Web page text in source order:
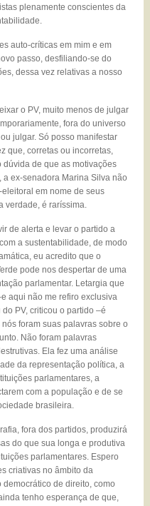
plenamente conscientes da
auto-críticas em mim e em
passo, desfiliando-se do
dessa vez relativas a nosso
o PV, muito menos de julgar
fora do universo
julgar. Só posso manifestar
que, corretas ou incorretas,
de que as motivações
ex-senadora Marina Silva não
em nome de seus
verdade, é raríssima.
de alerta e levar o partido a
a sustentabilidade, de modo
eu acredito que o
pode nos despertar de uma
parlamentar. Letargia que
aqui não me refiro exclusiva
PV, criticou o partido –é
foram suas palavras sobre o
Não foram palavras
Ela fez uma análise
da representação política, a
parlamentares, a
com a população e de se
brasileira.
fora dos partidos, produzirá
do que sua longa e produtiva
parlamentares. Espero
criativas no âmbito da
de direito, como
tenho esperança de que,